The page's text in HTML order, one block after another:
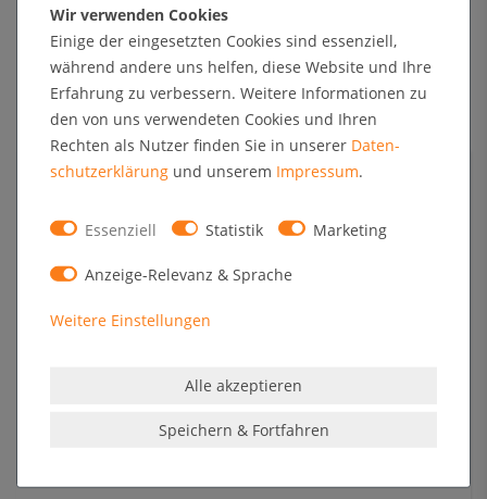
+ Sichere Zahlungsarten mit Käuferschutz oder Zahlung nach Erhalt der Ware auf Rechnung
Technische Daten
Angaben zur Produktsicherheit
465 x 639 x 20 mm
ca 1,3 kg
Wir verwenden Cookies
Einige der eingesetzten Cookies sind essenziell,
während andere uns helfen, diese Website und Ihre
Erfahrung zu verbessern. Weitere Informationen zu
den von uns verwendeten Cookies und Ihren
Rechten als Nutzer finden Sie in unserer Daten­
schutz­erklärung und unserem Impressum.
Essenziell Statistik Marketing
Anzeige-Relevanz & Sprache
Weitere Einstellungen
Alle akzeptieren
Speichern & Fortfahren